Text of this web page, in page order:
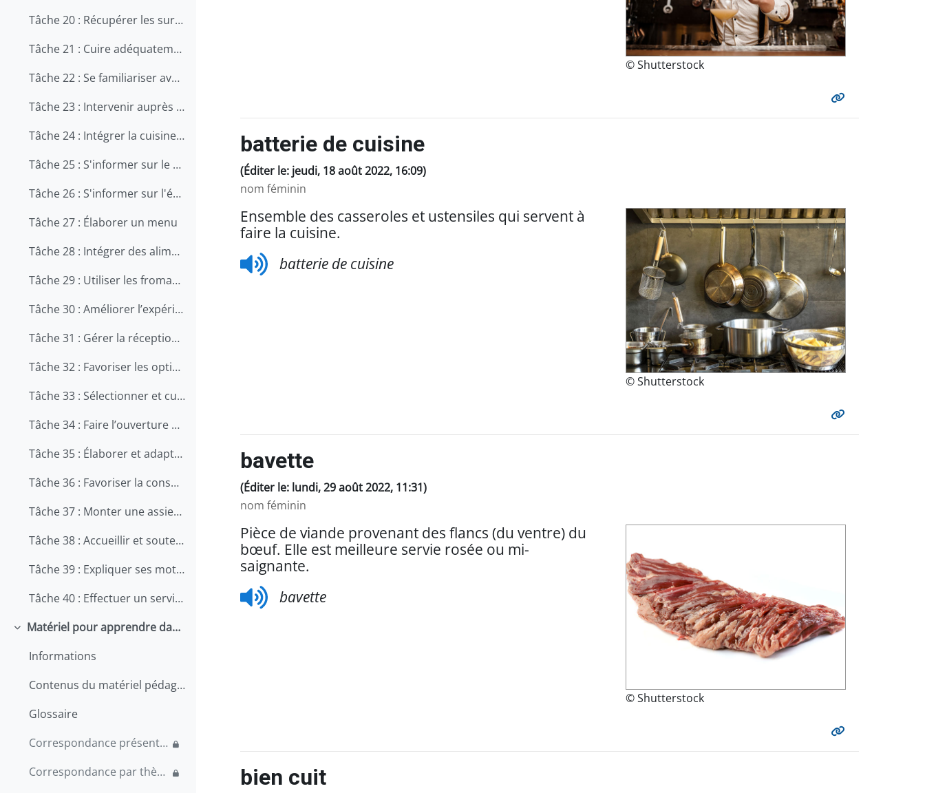
Tâche 20 : Récupérer les surplus alimentaires
Tâche 21 : Cuire adéquatement les aliments
Tâche 22 : Se familiariser avec la remorque de cuisine de rue
Tâche 23 : Intervenir auprès de la clientèle agressive
Tâche 24 : Intégrer la cuisine nordique écoresponsable dans vos pratiques culinaires
Tâche 25 : S'informer sur le choix, la conservation et l'utilisation des légumes
Tâche 26 : S'informer sur l'équipement d'une cuisine de restaurant
Tâche 27 : Élaborer un menu
Tâche 28 : Intégrer des aliments québécois au menu
Tâche 29 : Utiliser les fromages en cuisine
Tâche 30 : Améliorer l’expérience client
Tâche 31 : Gérer la réception de la marchandise
Tâche 32 : Favoriser les options « zéro déchet » en restauration
Tâche 33 : Sélectionner et cuire adéquatement le poisson
Tâche 34 : Faire l’ouverture et la fermeture d’un restaurant
Tâche 35 : Élaborer et adapter un menu
Tâche 36 : Favoriser la consommation de viandes maigres
Tâche 37 : Monter une assiette élégante et structurée
Tâche 38 : Accueillir et soutenir la diversité culturelle
Tâche 39 : Expliquer ses motivations pour suivre une formation
Tâche 40 : Effectuer un service à la clientèle personnalisé
Replier
Matériel pour apprendre dans un cours
Informations
Contenus du matériel pédagogique
Glossaire
Correspondance présentiel-en ligne
Correspondance par thème
© Shutterstock
batterie de cuisine
(Éditer le: jeudi, 18 août 2022, 16:09)
nom féminin
Ensemble des casseroles et ustensiles qui servent à
faire la cuisine.
batterie de cuisine
© Shutterstock
bavette
(Éditer le: lundi, 29 août 2022, 11:31)
nom féminin
Pièce de viande provenant des flancs (du ventre) du
bœuf. Elle est meilleure servie rosée ou mi-
saignante.
bavette
© Shutterstock
bien cuit